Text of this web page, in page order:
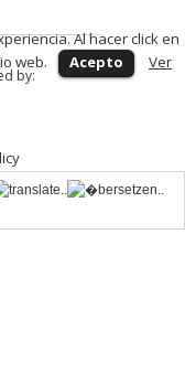
by:
Al hacer click en
web.
Acepto
Ver